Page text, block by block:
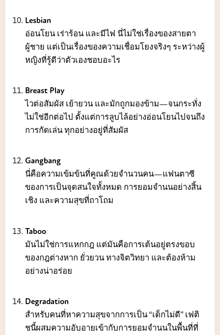
Lesbian
อ่อนโยน เร่าร้อน และมีไฟ นี่ไม่ใช่เรื่องของสายตา
ผู้ชาย แต่เป็นเรื่องของความเชื่อมโยงจริงๆ ระหว่างผู้
หญิงที่รู้ดีว่าตัวเองชอบอะไร
Breast Play
ไวต่อสัมผัส เย้ายวน และมักถูกมองข้าม—จนกระทั่ง
ไม่ใช่อีกต่อไป ตั้งแต่การลูบไล้อย่างอ่อนโยนไปจนถึง
การกัดเล่น ทุกอย่างอยู่ที่สัมผัส
Gangbang
นี่คือความเข้มข้นที่คูณด้วยจำนวนคน—แฟนตาซี
ของการเป็นจุดสนใจทั้งหมด การยอมจำนนอย่างสิ้น
เชิง และความสุขที่ถาโถม
Taboo
มันไม่ใช่การแหกกฎ แต่มันคือการเต้นอยู่ตรงขอบ
ของกฎต่างหาก ยั่วยวน ทางจิตวิทยา และต้องห้าม
อย่างน่าอร่อย
Degradation
สำหรับคนที่หาความสุขจากการเป็น “เด็กไม่ดี” เฟติ
ชนี้ผสมความอับอายเข้ากับการยอมจำนนในพื้นที่ที่